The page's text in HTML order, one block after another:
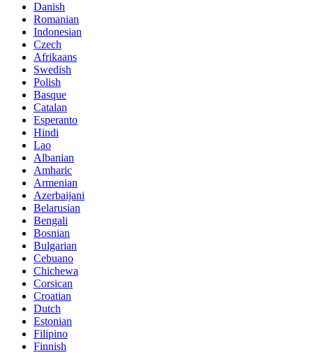
Danish
Romanian
Indonesian
Czech
Afrikaans
Swedish
Polish
Basque
Catalan
Esperanto
Hindi
Lao
Albanian
Amharic
Armenian
Azerbaijani
Belarusian
Bengali
Bosnian
Bulgarian
Cebuano
Chichewa
Corsican
Croatian
Dutch
Estonian
Filipino
Finnish